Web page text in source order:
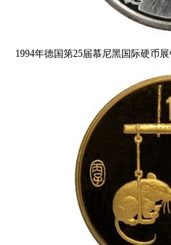
1994年德国第25届慕尼黑国际硬币